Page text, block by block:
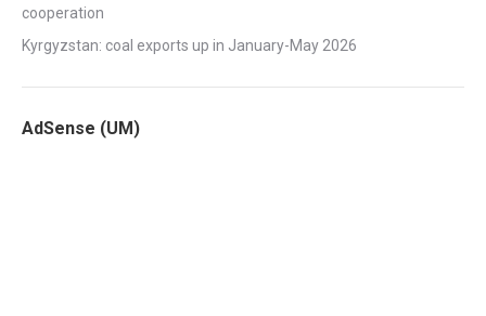
cooperation
Kyrgyzstan: coal exports up in January-May 2026
AdSense (UM)